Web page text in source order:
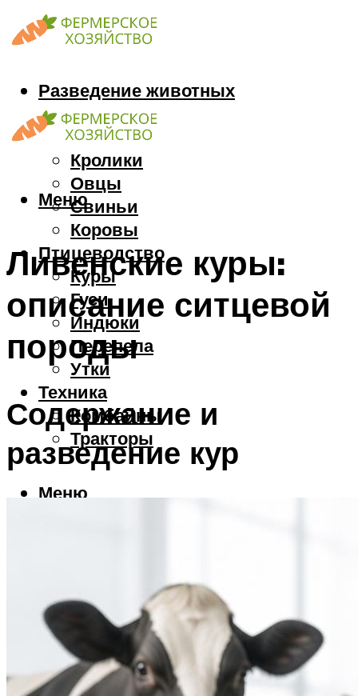
Разведение животных
Козы
Кони
Кролики
Овцы
Свиньи
Коровы
Птицеводство
Куры
Гуси
Индюки
Перепела
Утки
Техника
Комбайны
Тракторы
Меню
Меню
Ливенские куры:
описание ситцевой
породы
Содержание и
разведение кур